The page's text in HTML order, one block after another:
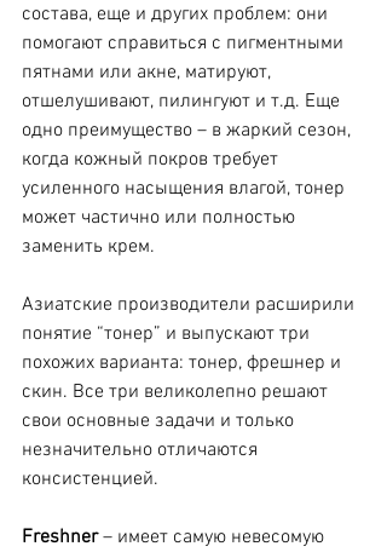
состава, еще и других проблем: они
помогают справиться с пигментными
пятнами или акне, матируют,
отшелушивают, пилингуют и т.д. Еще
одно преимущество – в жаркий сезон,
когда кожный покров требует
усиленного насыщения влагой, тонер
может частично или полностью
заменить крем.
Азиатские производители расширили
понятие “тонер” и выпускают три
похожих варианта: тонер, фрешнер и
скин. Все три великолепно решают
свои основные задачи и только
незначительно отличаются
консистенцией.
Freshner – имеет самую невесомую